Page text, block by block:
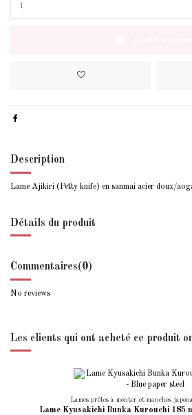
Description
Lame Ajikiri (Petty knife) en sanmai acier doux/
Détails du produit
Commentaires(0)
No reviews
Les clients qui ont acheté ce produit
Lames prêtes à monter et manches
Lame Kyusakichi Bunka Kurouchi 185